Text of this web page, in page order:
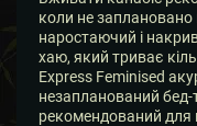
коли не
наростаючий і
хаю, який триває
Express Feminised
незапланований бед-
рекомендований для